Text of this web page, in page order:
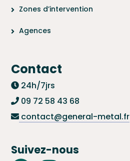
Zones d’intervention
Agences
Contact
24h/7jrs
09 72 58 43 68
contact@general-metal.fr
Suivez-nous